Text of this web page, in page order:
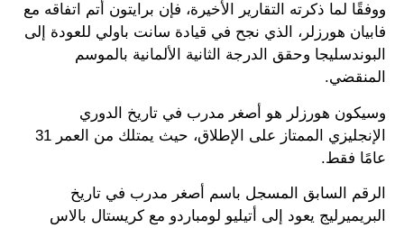
ووفقًا لما ذكرته التقارير الأخيرة، فإن برايتون أتم اتفاقه مع
فابيان هورزلر، الذي نجح في قيادة سانت باولي للعودة إلى
البوندسليجا وحقق الدرجة الثانية الألمانية بالموسم
المنقضي.
وسيكون هورزلر هو أصغر مدرب في تاريخ الدوري
الإنجليزي الممتاز على الإطلاق، حيث يمتلك من العمر 31
عامًا فقط.
الرقم السابق المسجل باسم أصغر مدرب في تاريخ
البريميرليج يعود إلى أتيليو لومباردو مع كريستال بالاس